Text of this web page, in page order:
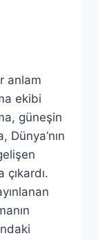
anlam
ekibi
güneşin
Dünya’nın